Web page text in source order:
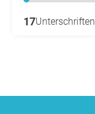
17Unterschriften